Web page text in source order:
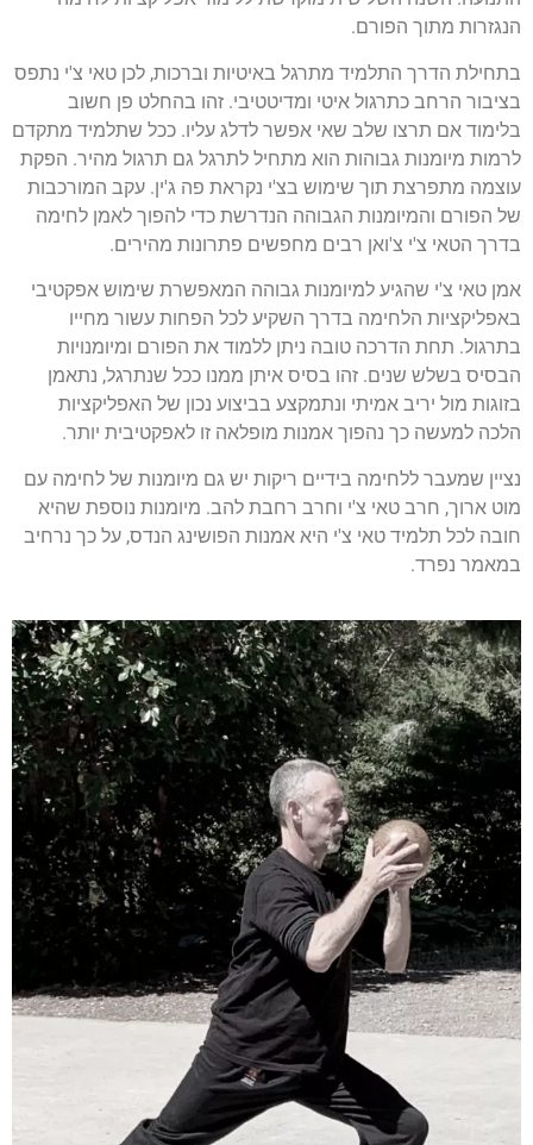
הנגזרות מתוך הפורם.
בתחילת הדרך התלמיד מתרגל באיטיות וברכות, לכן טאי צ'י נתפס
בציבור הרחב כתרגול איטי ומדיטטיבי. זהו בהחלט פן חשוב
בלימוד אם תרצו שלב שאי אפשר לדלג עליו. ככל שתלמיד מתקדם
לרמות מיומנות גבוהות הוא מתחיל לתרגל גם תרגול מהיר. הפקת
עוצמה מתפרצת תוך שימוש בצ'י נקראת פה ג'ין. עקב המורכבות
של הפורם והמיומנות הגבוהה הנדרשת כדי להפוך לאמן לחימה
בדרך הטאי צ'י צ'ואן רבים מחפשים פתרונות מהירים.
אמן טאי צ'י שהגיע למיומנות גבוהה המאפשרת שימוש אפקטיבי
באפליקציות הלחימה בדרך השקיע לכל הפחות עשור מחייו
בתרגול. תחת הדרכה טובה ניתן ללמוד את הפורם ומיומנויות
הבסיס בשלש שנים. זהו בסיס איתן ממנו ככל שנתרגל, נתאמן
בזוגות מול יריב אמיתי ונתמקצע בביצוע נכון של האפליקציות
הלכה למעשה כך נהפוך אמנות מופלאה זו לאפקטיבית יותר.
נציין שמעבר ללחימה בידיים ריקות יש גם מיומנות של לחימה עם
מוט ארוך, חרב טאי צ'י וחרב רחבת להב. מיומנות נוספת שהיא
חובה לכל תלמיד טאי צ'י היא אמנות הפושינג הנדס, על כך נרחיב
במאמר נפרד.